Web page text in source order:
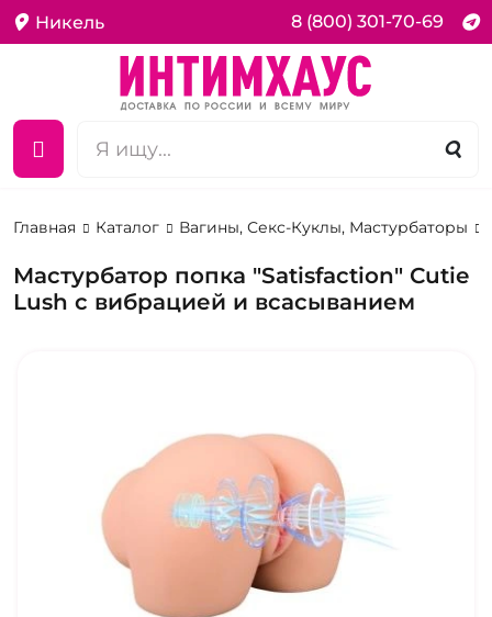
Никель 8 (800) 301-70-69
Главная Каталог Вагины, Секс-Куклы, Мастурбаторы
Мастурбатор попка "Satisfaction" Сutie
Lush с вибрацией и всасыванием